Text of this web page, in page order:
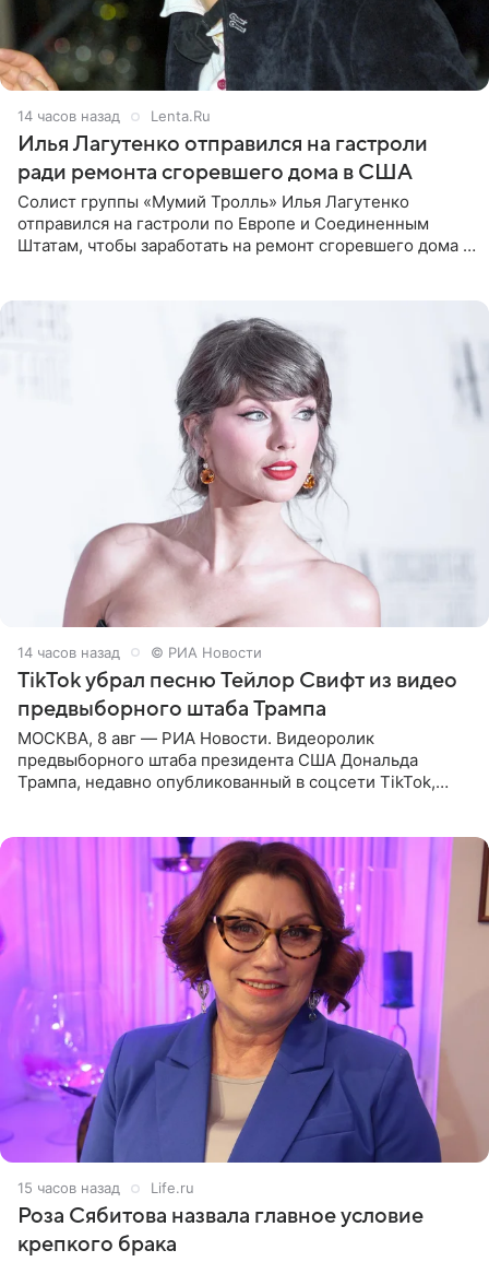
14 часов назад Lenta.Ru
Илья Лагутенко отправился на гастроли
ради ремонта сгоревшего дома в США
Солист группы «Мумий Тролль» Илья Лагутенко
отправился на гастроли по Европе и Соединенным
Штатам, чтобы заработать на ремонт сгоревшего дома в
14 часов назад © РИА Новости
TikTok убрал песню Тейлор Свифт из видео
предвыборного штаба Трампа
МОСКВА, 8 авг — РИА Новости. Видеоролик
предвыборного штаба президента США Дональда
Трампа, недавно опубликованный в соцсети TikTok,
15 часов назад Life.ru
Роза Сябитова назвала главное условие
крепкого брака